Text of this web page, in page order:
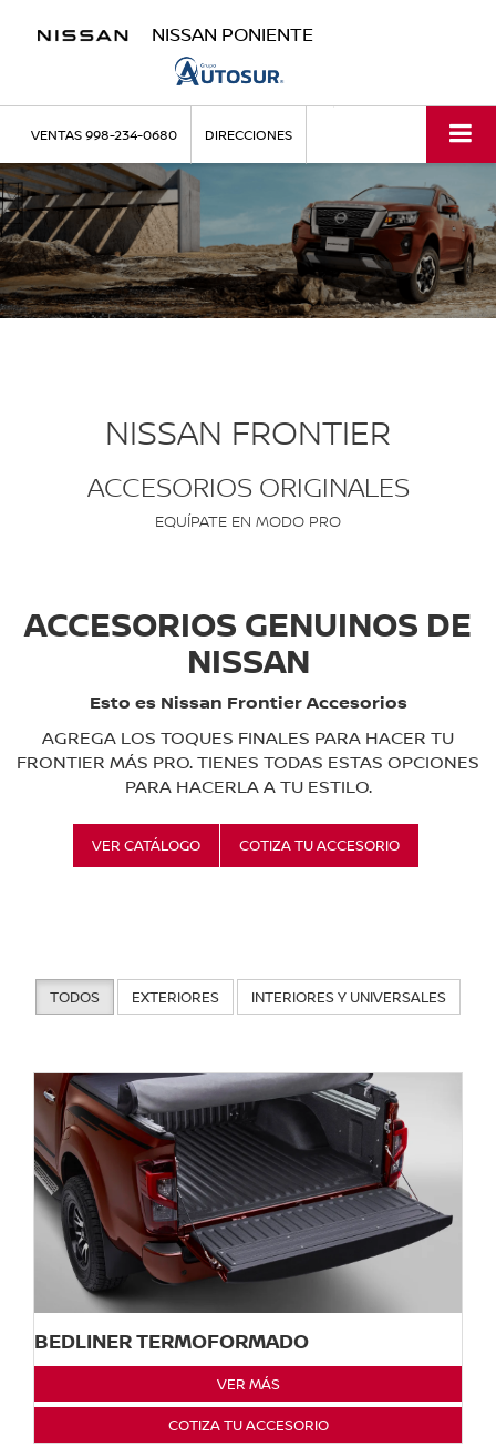
NISSAN PONIENTE
VENTAS998-234-0680 DIRECCIONES
NISSAN FRONTIER
ACCESORIOS ORIGINALES
EQUÍPATE EN MODO PRO
ACCESORIOS GENUINOS DE
NISSAN
Esto es Nissan Frontier Accesorios
AGREGA LOS TOQUES FINALES PARA HACER TU
FRONTIER MÁS PRO. TIENES TODAS ESTAS OPCIONES
PARA HACERLA A TU ESTILO.
VER CATÁLOGO COTIZA TU ACCESORIO
TODOS EXTERIORES INTERIORES Y UNIVERSALES
BEDLINER TERMOFORMADO
VER MÁS
COTIZA TU ACCESORIO